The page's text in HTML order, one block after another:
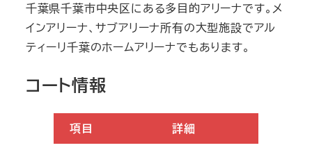
千葉県千葉市中央区にある多目的アリーナです。メ
インアリーナ、サブアリーナ所有の大型施設でアル
ティーリ千葉のホームアリーナでもあります。
コート情報
項目
詳細